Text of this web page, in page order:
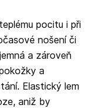
pocitu i při
nošení či
a zároveň
a
Elastický lem
aniž by